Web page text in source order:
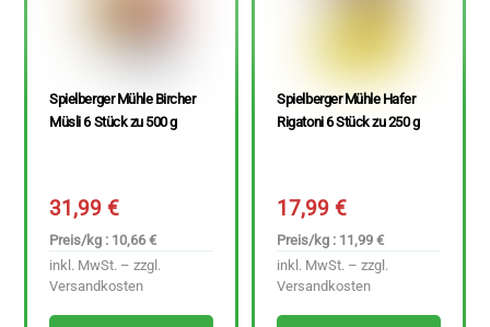
Spielberger Mühle Bircher
Müsli 6 Stück zu 500 g
31,99€
Preis/kg : 10,66 €
inkl. MwSt. – zzgl.
Versandkosten
Spielberger Mühle Hafer
Rigatoni 6 Stück zu 250 g
17,99€
Preis/kg : 11,99 €
inkl. MwSt. – zzgl.
Versandkosten